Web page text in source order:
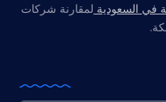
في السعودية لمقارنة شركات